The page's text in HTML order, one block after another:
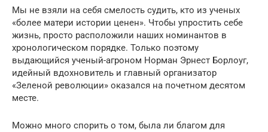
Мы не взяли на себя смелость судить, кто из ученых
«более матери истории ценен». Чтобы упростить себе
жизнь, просто расположили наших номинантов в
хронологическом порядке. Только поэтому
выдающийся ученый-агроном Норман Эрнест Борлоуг,
идейный вдохновитель и главный организатор
«Зеленой революции» оказался на почетном десятом
месте.
Можно много спорить о том, была ли благом для